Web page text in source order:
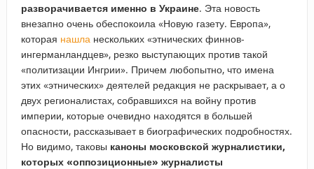
разворачивается именно в Украине. Эта новость
внезапно очень обеспокоила «Новую газету. Европа»,
которая нашланескольких «этнических финнов-
ингерманландцев», резко выступающих против такой
«политизации Ингрии». Причем любопытно, что имена
этих «этнических» деятелей редакция не раскрывает, а о
двух регионалистах, собравшихся на войну против
империи, которые очевидно находятся в большей
опасности, рассказывает в биографических подробностях.
Но видимо, таковы каноны московской журналистики,
которых «оппозиционные» журналисты